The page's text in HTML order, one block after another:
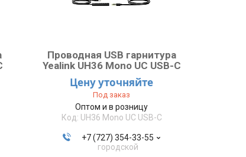
Проводная USB гарнитура
Yealink UH36 Mono UC USB-C
Цену уточняйте
Под заказ
Оптом и в розницу
UH36 Mono UC USB-C
+7 (727) 354-33-55
городской